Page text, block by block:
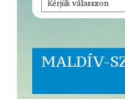
MALDÍV-